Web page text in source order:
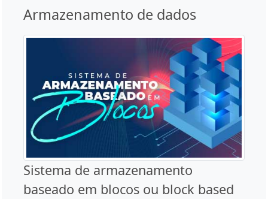
Armazenamento de dados
Sistema de armazenamento
baseado em blocos ou block based